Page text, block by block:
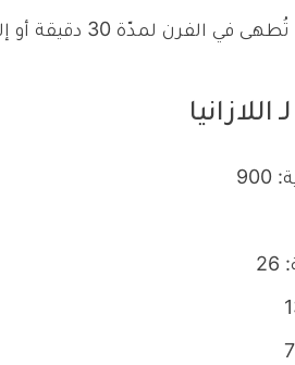
30 دقيقة أو إلى أن يصبح وجهها ذهبيّ اللون.
اللازانيا